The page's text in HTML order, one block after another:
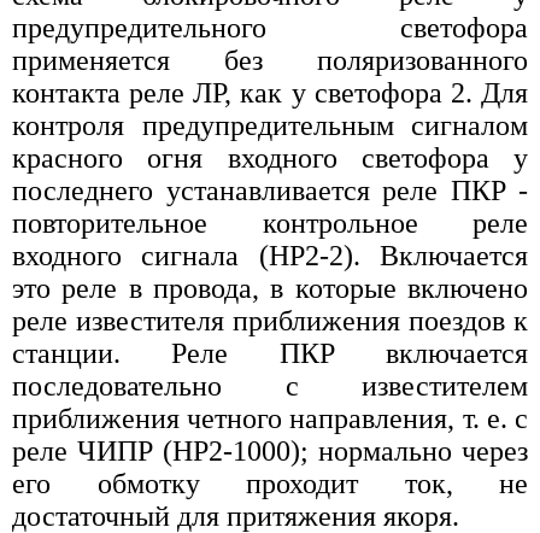
предупредительного светофора
применяется без поляризованного
контакта реле ЛР, как у светофора 2. Для
контроля предупредительным сигналом
красного огня входного светофора у
последнего устанавливается реле ПКР -
повторительное контрольное реле
входного сигнала (НР2-2). Включается
это реле в провода, в которые включено
реле известителя приближения поездов к
станции. Реле ПКР включается
последовательно с известителем
приближения четного направления, т. е. с
реле ЧИПР (НР2-1000); нормально через
его обмотку проходит ток, не
достаточный для притяжения якоря.